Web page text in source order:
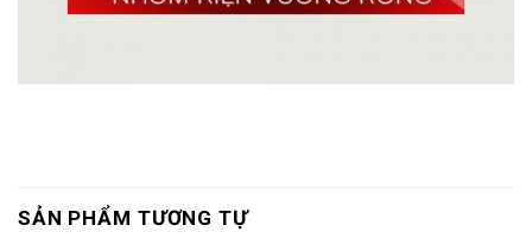
SẢN PHẨM TƯƠNG TỰ